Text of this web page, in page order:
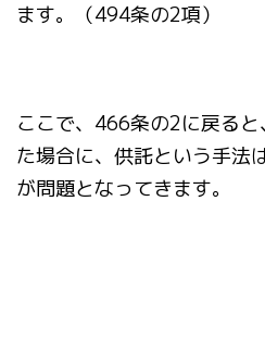
ます。（494条の2項）
ここで、466条の2に戻る
た場合に、供託という手法
が問題となってきます。